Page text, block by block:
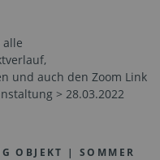
alle
und auch den Zoom Link
> 28.03.2022
OBJEKT | SOMMER